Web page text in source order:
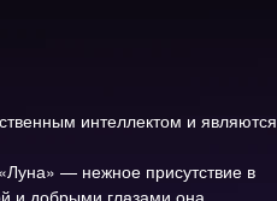
интеллектом и являются
— нежное присутствие в
и добрыми глазами она